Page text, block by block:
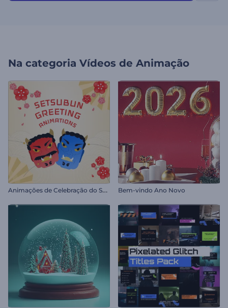
Na categoria Vídeos de Animação
A
nimações de Celebração do Setsubun Bem-vindo Ano Novo